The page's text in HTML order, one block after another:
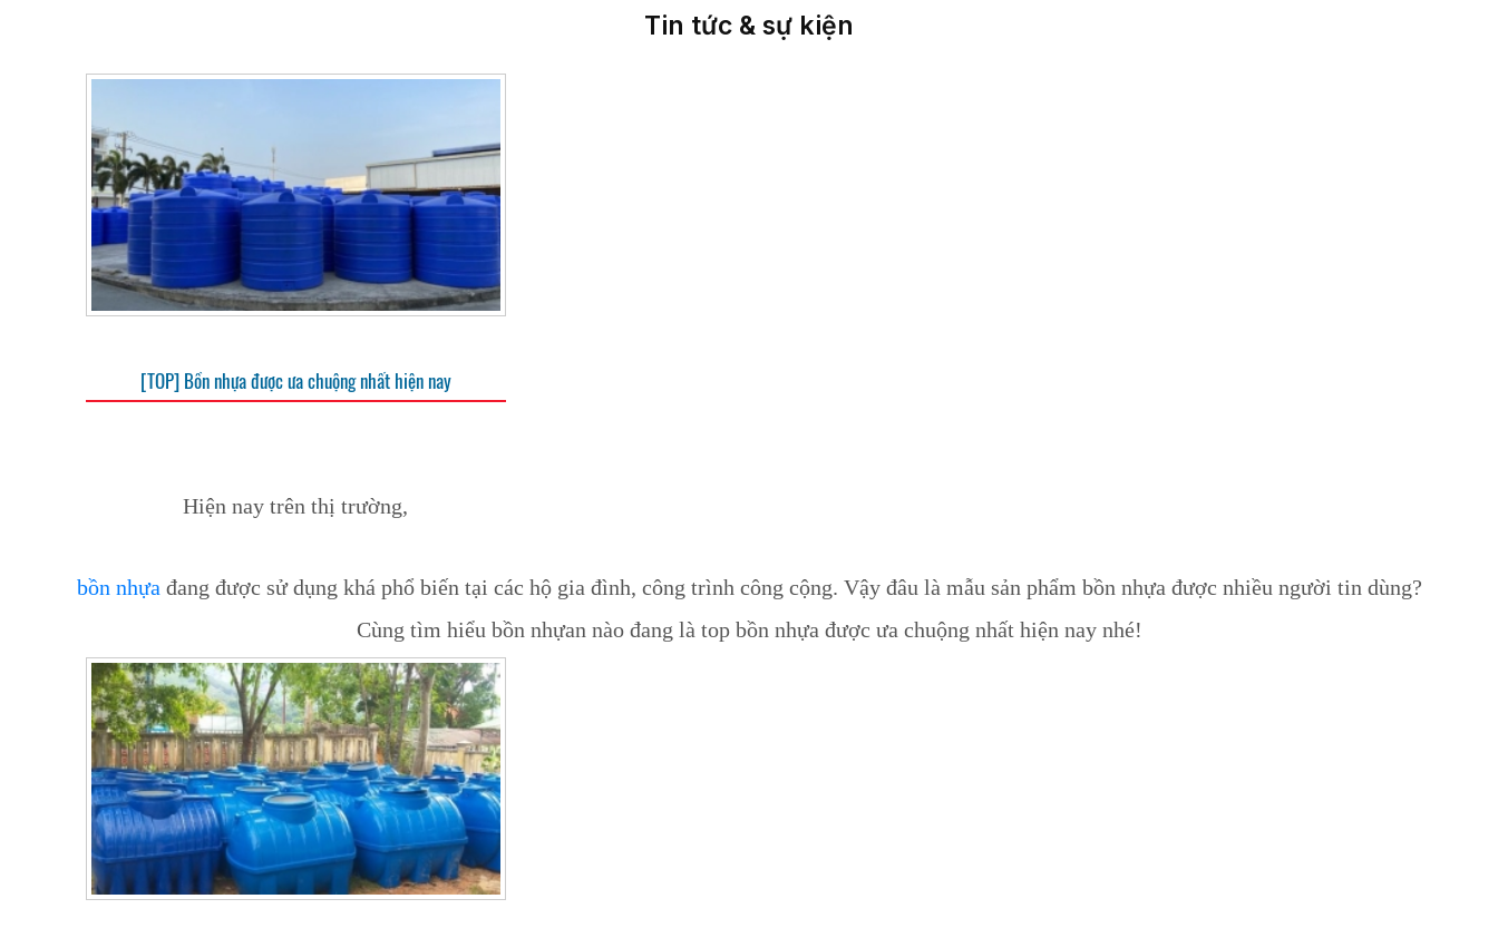
Tin tức & sự kiện
[TOP] Bồn nhựa được ưa chuộng nhất hiện nay
Hiện nay trên thị trường,
bồn nhựa đang được sử dụng khá phổ biến tại các hộ gia đình, công trình công cộng. Vậy đâu là mẫu sản phẩm bồn nhựa được nhiều người tin dùng?
Cùng tìm hiểu bồn nhựan nào đang là top bồn nhựa được ưa chuộng nhất hiện nay nhé!